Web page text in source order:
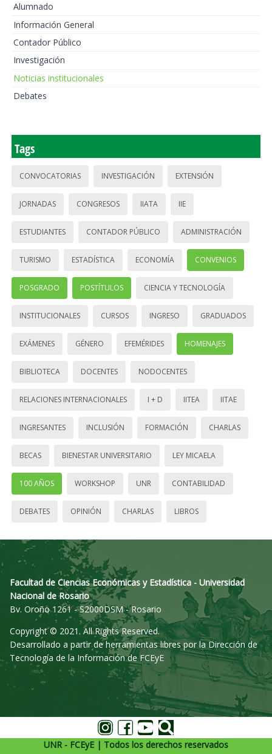
Alumnado
Información General
Contador Público
Investigación
Noticias institucionales
Debates
Tags
CONVOCATORIAS INVESTIGACIÓN EXTENSIÓN
JORNADAS CONGRESOS IIATA IIE
ESTUDIANTES CONTADOR PÚBLICO ADMINISTRACIÓN
TURISMO ESTADÍSTICA ECONOMÍA CONVENIOS
POSGRADO POSTÍTULOS CIENCIA Y TECNOLOGÍA
INSTITUCIONALES CURSOS INGRESO GRADUADOS
EXÁMENES GÉNERO EFEMÉRIDES HOMENAJES
BIBLIOTECA DOCENTES NODOCENTES
RELACIONES INTERNACIONALES I + D IITEA IITAE
INGRESANTES INCLUSIÓN FORMACIÓN CHARLAS
BECAS BIENESTAR UNIVERSITARIO LEY MICAELA
100 AÑOS WORKSHOP UNR CONTABILIDAD
DEBATES OPINIÓN CHARLAS LIBROS
Facultad de Ciencias Económicas y Estadística - Universidad
Nacional de Rosario
Bv. Oroño 1261 - S2000DSM - Rosario
Copyright © 2021. All Rights Reserved.
Desarrollado a partir de herramientas libres por la Dirección de
Tecnología de la Información de FCEyE
UNR - FCEyE | Todos los derechos reservados